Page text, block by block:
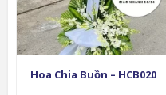
Hoa Chia Buồn – HCB020